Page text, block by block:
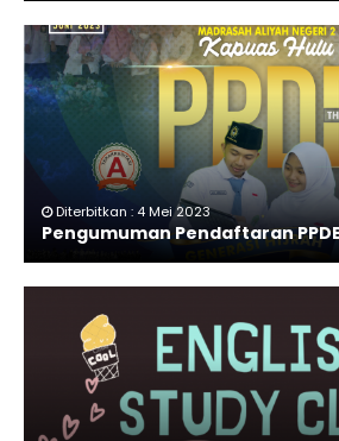
Diterbitkan : 4 Mei 2023
Pengumuman Pendaftaran